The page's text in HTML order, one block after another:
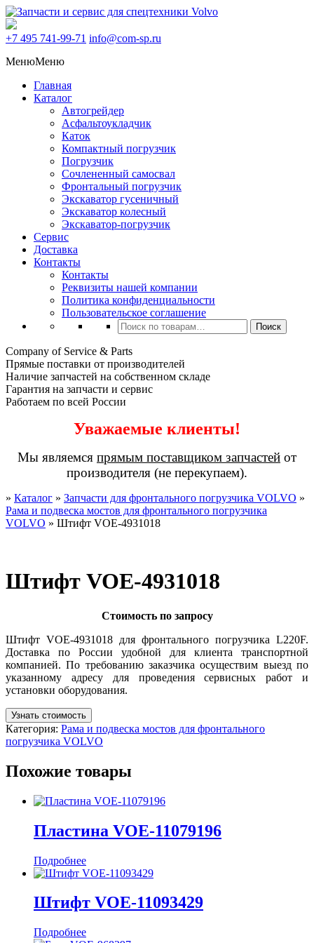
+7 495 741-99-71 info@com-sp.ru
МенюМеню
Главная
Каталог
Автогрейдер
Асфальтоукладчик
Каток
Компактный погрузчик
Погрузчик
Сочлененный самосвал
Фронтальный погрузчик
Экскаватор гусеничный
Экскаватор колесный
Экскаватор-погрузчик
Сервис
Доставка
Контакты
Контакты
Реквизиты нашей компании
Политика конфиденциальности
Пользовательское соглашение
Искать:
Поиск
Company of Service & Parts
Прямые поставки от производителей
Наличие запчастей на собственном складе
Гарантия на запчасти и сервис
Работаем по всей России
Уважаемые клиенты!
Мы являемся прямым поставщиком запчастей от
производителя (не перекупаем).
» Каталог » Запчасти для фронтального погрузчика VOLVO »
Рама и подвеска мостов для фронтального погрузчика
VOLVO » Штифт VOE-4931018
Штифт VOE-4931018
Стоимость по запросу
Штифт VOE-4931018 для фронтального погрузчика L220F.
Доставка по России удобной для клиента транспортной
компанией. По требованию заказчика осуществим выезд по
указанному адресу для проведения сервисных работ и
установки оборудования.
Узнать стоимость
Категория: Рама и подвеска мостов для фронтального
погрузчика VOLVO
Похожие товары
Пластина VOE-11079196
Подробнее
Штифт VOE-11093429
Подробнее